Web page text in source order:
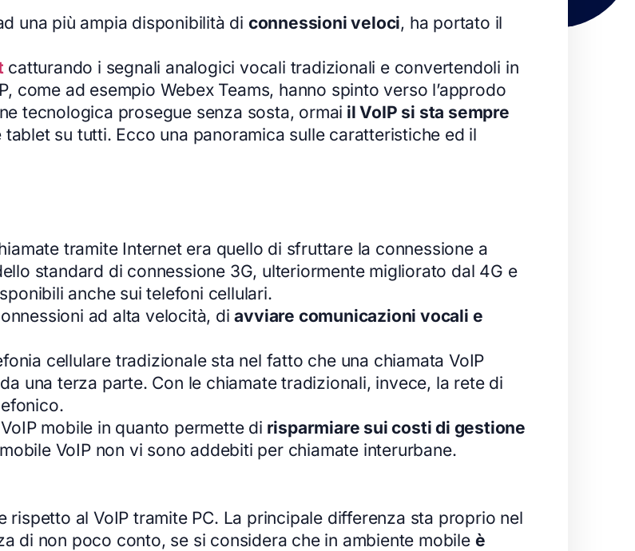
una più ampia disponibilità di connessioni veloci, ha portato il
catturando i segnali analogici vocali tradizionali e convertendoli in
come ad esempio Webex Teams, hanno spinto verso l’approdo
tecnologica prosegue senza sosta, ormai il VoIP si sta sempre
tablet su tutti. Ecco una panoramica sulle caratteristiche ed il
tramite Internet era quello di sfruttare la connessione a
standard di connessione 3G, ulteriormente migliorato dal 4G e
anche sui telefoni cellulari.
ad alta velocità, diavviare comunicazioni vocali e
cellulare tradizionale sta nel fatto che una chiamata VoIP
una terza parte. Con le chiamate tradizionali, invece, la rete di
mobile in quanto permette di risparmiare sui costi di gestione
VoIP non vi sono addebiti per chiamate interurbane.
al VoIP tramite PC. La principale differenza sta proprio nel
di non poco conto, se si considera che in ambiente mobile è